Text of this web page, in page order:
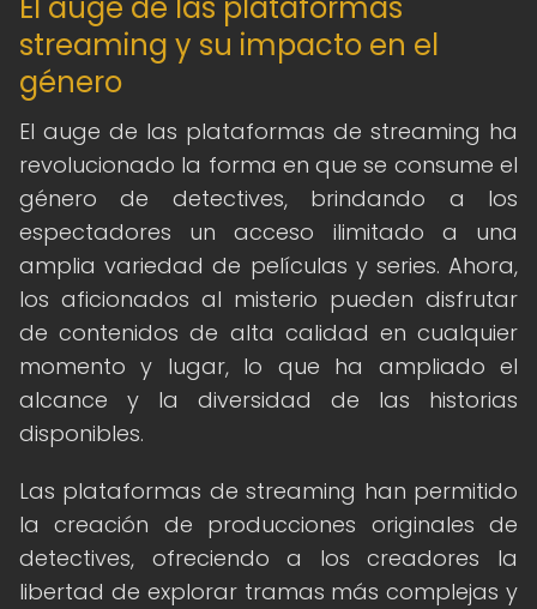
streaming y su impacto en el
género
El auge de las plataformas de streaming ha
revolucionado la forma en que se consume el
género de detectives, brindando a los
espectadores un acceso ilimitado a una
amplia variedad de películas y series. Ahora,
los aficionados al misterio pueden disfrutar
de contenidos de alta calidad en cualquier
momento y lugar, lo que ha ampliado el
alcance y la diversidad de las historias
disponibles.
Las plataformas de streaming han permitido
la creación de producciones originales de
detectives, ofreciendo a los creadores la
libertad de explorar tramas más complejas y